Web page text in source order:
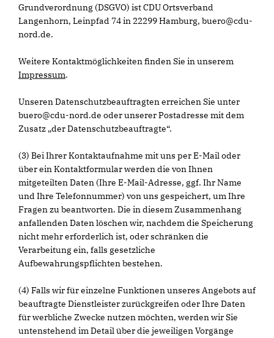
Grundverordnung (DSGVO) ist CDU Ortsverband
Langenhorn, Leinpfad 74 in 22299 Hamburg, buero@cdu-
nord.de.
Weitere Kontaktmöglichkeiten finden Sie in unserem
Impressum.
Unseren Datenschutzbeauftragten erreichen Sie unter
buero@cdu-nord.de oder unserer Postadresse mit dem
Zusatz „der Datenschutzbeauftragte“.
(3) Bei Ihrer Kontaktaufnahme mit uns per E-Mail oder
über ein Kontaktformular werden die von Ihnen
mitgeteilten Daten (Ihre E-Mail-Adresse, ggf. Ihr Name
und Ihre Telefonnummer) von uns gespeichert, um Ihre
Fragen zu beantworten. Die in diesem Zusammenhang
anfallenden Daten löschen wir, nachdem die Speicherung
nicht mehr erforderlich ist, oder schränken die
Verarbeitung ein, falls gesetzliche
Aufbewahrungspflichten bestehen.
(4) Falls wir für einzelne Funktionen unseres Angebots auf
beauftragte Dienstleister zurückgreifen oder Ihre Daten
für werbliche Zwecke nutzen möchten, werden wir Sie
untenstehend im Detail über die jeweiligen Vorgänge